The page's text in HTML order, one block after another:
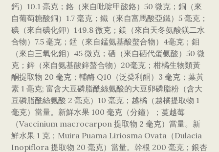
鈣）10.1 毫克；鉻（來自吡啶甲酸鉻）50 微克；銅（來
自葡萄糖酸銅）1.7 毫克；鐵（來自富馬酸亞鐵）5 毫克；
碘（來自碘化鉀）149.8 微克；鎂（來自天冬氨酸鎂二水
合物）7.5 毫克；錳（來自錳氨基酸螯合物）4毫克；鉬
（來自三氧化鉬）45 微克；硒（來自硒代蛋氨酸）50 微
克；鋅（來自氨基酸鋅螯合物）20毫克；柑橘生物類黃
酮提取物 20 毫克；輔酶 Q10（泛癸利酮）3 毫克；葉黃
素 1 毫克; 富含大豆磷脂酰絲氨酸的大豆卵磷脂粉（含大
豆磷脂酰絲氨酸 2 毫克）10 毫克；越橘（越橘提取物 1
毫克）當量。新鮮水果 100 毫克（分鐘）；蔓越莓
（Vaccinium macrocarpon 提取物 2 毫克）當量。新
鮮水果 1 克；Muira Puama Liriosma Ovata（Dulacia
Inopiflora 提取物 20 毫克）當量。幹根 200 毫克；銀杏